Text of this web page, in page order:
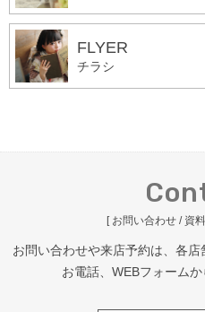
FLYER
チラシ
[ お問い合わせ / 資
お問い合わせや来店予約は、各店
お電話、WEBフォームか